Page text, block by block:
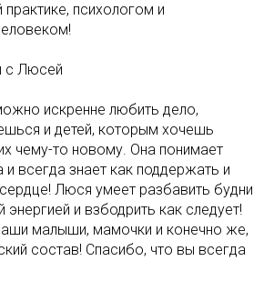
психологом и
с Люсей
искренне любить дело,
и детей, которым хочешь
чему-то новому. Она понимает
и всегда знает как поддержать и
Люся умеет разбавить будни
энергией и взбодрить как следует!
малыши, мамочки и конечно же,
состав! Спасибо, что вы всегда